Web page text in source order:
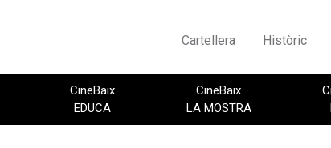
Cartellera Històric
CineBaix
EDUCA
CineBaix
LA MOSTRA